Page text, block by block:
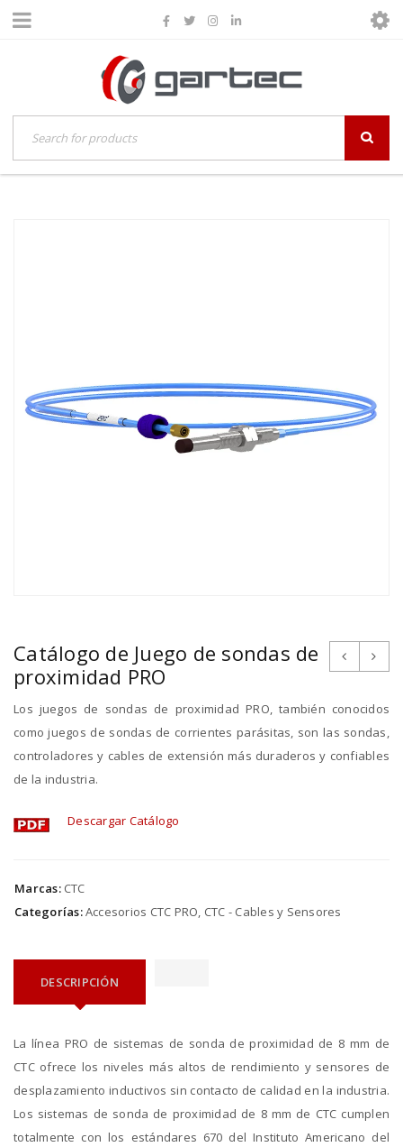
Catálogo de Juego de sondas de
proximidad PRO
Los juegos de sondas de proximidad PRO, también conocidos
como juegos de sondas de corrientes parásitas, son las sondas,
controladores y cables de extensión más duraderos y confiables
de la industria.
Descargar Catálogo
Marcas: CTC
Categorías:Accesorios CTC PRO, CTC - Cables y Sensores
DESCRIPCIÓN
La línea PRO de sistemas de sonda de proximidad de 8 mm de
CTC ofrece los niveles más altos de rendimiento y sensores de
desplazamiento inductivos sin contacto de calidad en la industria.
Los sistemas de sonda de proximidad de 8 mm de CTC cumplen
totalmente con los estándares 670 del Instituto Americano del